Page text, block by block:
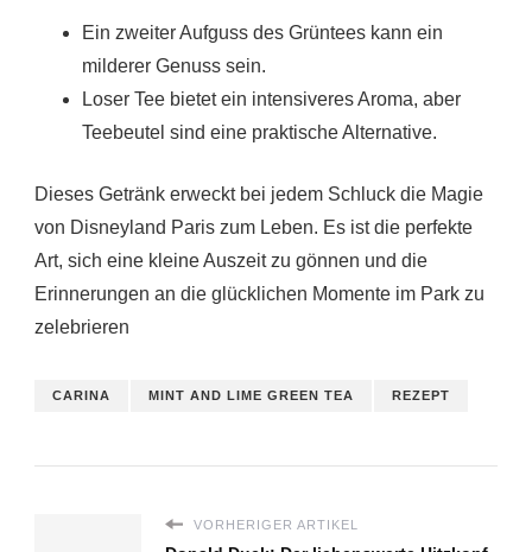
Ein zweiter Aufguss des Grüntees kann ein
milderer Genuss sein.
Loser Tee bietet ein intensiveres Aroma, aber
Teebeutel sind eine praktische Alternative.
Dieses Getränk erweckt bei jedem Schluck die Magie
von Disneyland Paris zum Leben. Es ist die perfekte
Art, sich eine kleine Auszeit zu gönnen und die
Erinnerungen an die glücklichen Momente im Park zu
zelebrieren
CARINA MINT AND LIME GREEN TEA REZEPT
VORHERIGER ARTIKEL